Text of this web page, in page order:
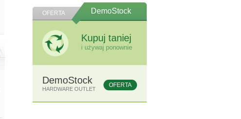
OFERTA DemoStock
Kupuj taniej
i używaj ponownie
DemoStock OFERTA
HARDWARE OUTLET